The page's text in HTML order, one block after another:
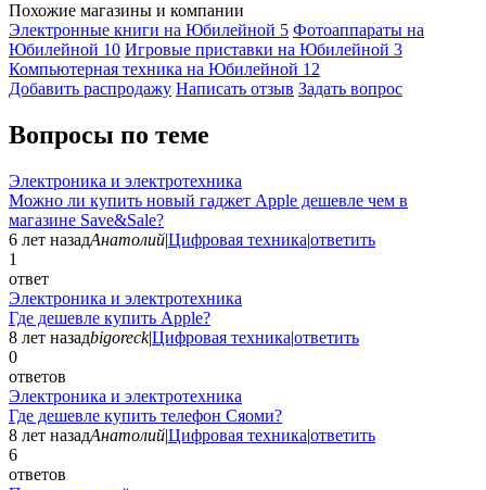
Похожие магазины и компании
Электронные книги на Юбилейной 5 Фотоаппараты на
Юбилейной 10 Игровые приставки на Юбилейной 3
Компьютерная техника на Юбилейной 12
Добавить раcпродажу Написать отзыв Задать вопрос
Вопросы по теме
Электроника и электротехника
Можно ли купить новый гаджет Apple дешевле чем в
магазине Save&Sale?
6 лет назадАнатолий|Цифровая техника|ответить
1
ответ
Электроника и электротехника
Где дешевле купить Apple?
8 лет назадbigoreck|Цифровая техника|ответить
0
ответов
Электроника и электротехника
Где дешевле купить телефон Сяоми?
8 лет назадАнатолий|Цифровая техника|ответить
6
ответов